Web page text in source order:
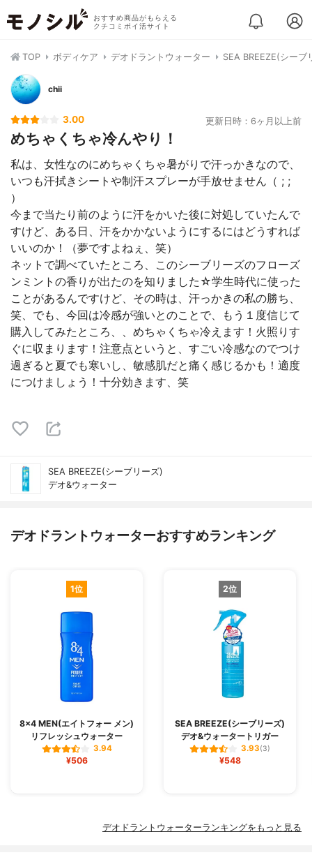
おすすめ商品がもらえる
クチコミポイ活サイト
TOP ボディケア デオドラントウォーター SEA BREEZE(シー
chii
3.00 更新日時：6ヶ月以上前
めちゃくちゃ冷んやり！
私は、女性なのにめちゃくちゃ暑がりで汗っかきなので、
いつも汗拭きシートや制汗スプレーが手放せません（ ; ;
）
今まで当たり前のように汗をかいた後に対処していたんで
すけど、ある日、汗をかかないようにするにはどうすれば
いいのか！（夢ですよねぇ、笑）
ネットで調べていたところ、このシーブリーズのフローズ
ンミントの香りが出たのを知りました☆学生時代に使った
ことがあるんですけど、その時は、汗っかきの私の勝ち、
笑、でも、今回は冷感が強いとのことで、もう１度信じて
購入してみたところ、、めちゃくちゃ冷えます！火照りす
ぐに収まります！注意点というと、すごい冷感なのでつけ
過ぎると夏でも寒いし、敏感肌だと痛く感じるかも！適度
につけましょう！十分効きます、笑
SEA BREEZE(シーブリーズ)
デオ&ウォーター
デオドラントウォーターおすすめランキング
1位
8×4 MEN(エイトフォー メン)
リフレッシュウォーター
3.94
¥506
2位
SEA BREEZE(シーブリーズ)
デオ&ウォータートリガー
3.93(3)
¥548
デオドラントウォーターランキングをもっと見る